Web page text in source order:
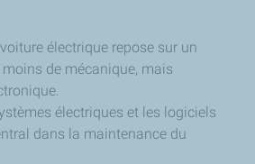
voiture électrique repose sur un
de mécanique, mais
électriques et les logiciels
dans la maintenance du